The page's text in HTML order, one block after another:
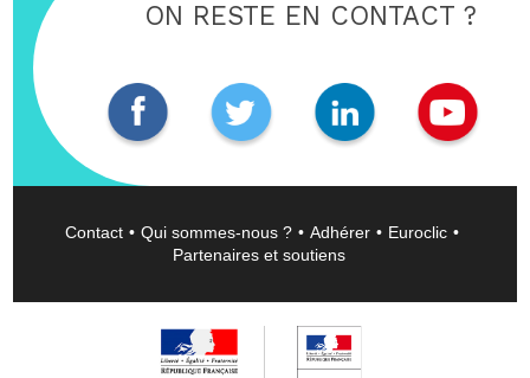
ON RESTE EN CONTACT ?
Contact Qui sommes-nous ? Adhérer
Euroclic
Partenaires et soutiens